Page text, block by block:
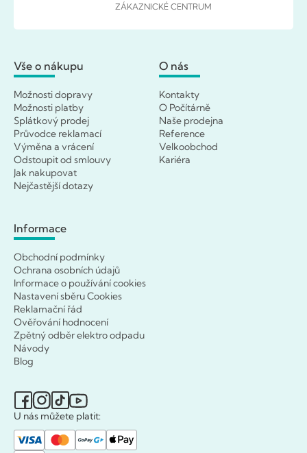
ZÁKAZNICKÉ CENTRUM
Vše o nákupu
Možnosti dopravy
Možnosti platby
Splátkový prodej
Průvodce reklamací
Výměna a vrácení
Odstoupit od smlouvy
Jak nakupovat
Nejčastější dotazy
O nás
Kontakty
O Počítárně
Naše prodejna
Reference
Velkoobchod
Kariéra
Informace
Obchodní podmínky
Ochrana osobních údajů
Informace o používání cookies
Nastavení sběru Cookies
Reklamační řád
Ověřování hodnocení
Zpětný odběr elektro odpadu
Návody
Blog
U nás můžete platit: